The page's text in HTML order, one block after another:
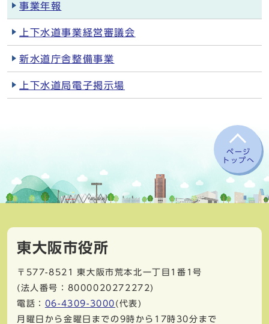
事業年報
上下水道事業経営審議会
新水道庁舎整備事業
上下水道局電子掲示場
ページ
トップへ
東大阪市役所
〒577-8521
東大阪市荒本北一丁目1番1号
(法人番号：8000020272272)
電話： 06-4309-3000 (代表)
月曜日から金曜日までの9時から17時30分まで